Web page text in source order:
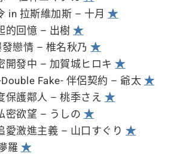
in 拉斯維加斯 – 十月★
的回憶 – 出樹★
發戀情 – 椎名秋乃★
開發中 – 加賀城ヒロキ★
Fake- 伴侶契約 – 爺太 ★
保護鄰人 – 桃季さえ ★
密欲望 – うしの ★
激進主義 – 山口すぐり ★
羅 ★